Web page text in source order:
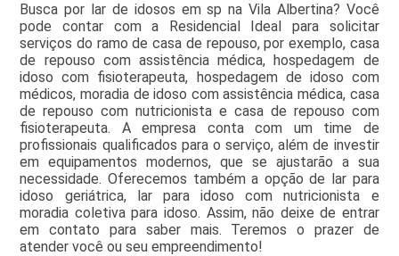
Busca por lar de idosos em sp na Vila Albertina? Você
pode contar com a Residencial Ideal para solicitar
serviços do ramo de casa de repouso, por exemplo, casa
de repouso com assistência médica, hospedagem de
idoso com fisioterapeuta, hospedagem de idoso com
médicos, moradia de idoso com assistência médica, casa
de repouso com nutricionista e casa de repouso com
fisioterapeuta. A empresa conta com um time de
profissionais qualificados para o serviço, além de investir
em equipamentos modernos, que se ajustarão a sua
necessidade. Oferecemos também a opção de lar para
idoso geriátrica, lar para idoso com nutricionista e
moradia coletiva para idoso. Assim, não deixe de entrar
em contato para saber mais. Teremos o prazer de
atender você ou seu empreendimento!